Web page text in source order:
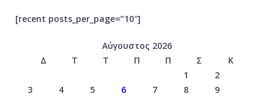
[recent posts_per_page=”10″]
Αύγουστος 2026
Δ
Τ Τ Π Π Σ
Κ
1
2
3
4 5 6 7 8
9